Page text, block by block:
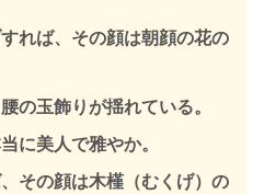
れば、その顔は朝顔の花の
の玉飾りが揺れている。
に美人で雅やか。
その顔は木槿（むくげ）の